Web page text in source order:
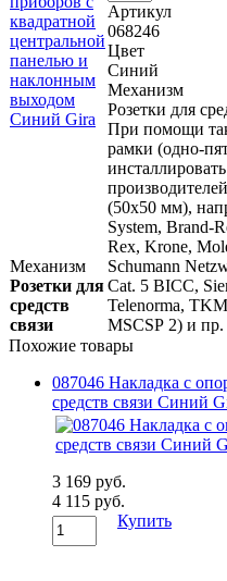
Артикул
068246
Цвет
Синий
Механизм
Розетки для
При помощи
рамки (одно-
(50х50 мм),
System, Brand-
Rex, Krone,
Schumann
Cat. 5 BICC,
Telenorma,
MSCSP 2) и пр.
Механизм
Розетки для
средств
связи
Похожие товары
087046 Накладка с
средств связи Синий
3 169 руб.
4 115 руб.
Купить